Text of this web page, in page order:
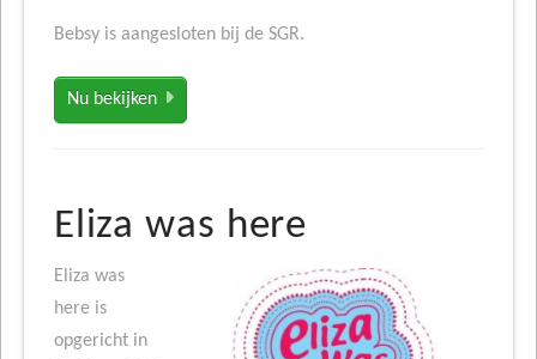
Bebsy is aangesloten bij de SGR.
Nu bekijken
Eliza was here
Eliza was
here is
opgericht in